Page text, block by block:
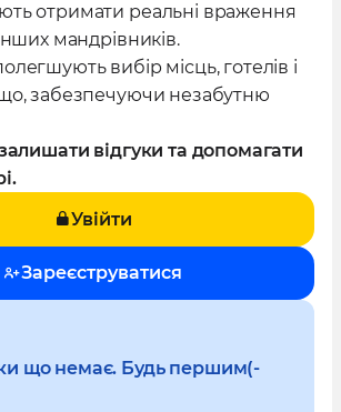
що немає. Будь першим(-
отримати реальні враження
мандрівників.
вибір місць, готелів і
забезпечуючи незабутню
відгуки та допомагати
Увійти
Зареєструватися